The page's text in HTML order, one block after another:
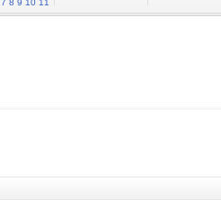
7 8 9 10 11